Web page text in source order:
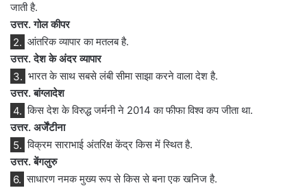
जाती है.
उत्तर. गोल कीपर
2. आंतरिक व्यापार का मतलब है.
उत्तर. देश के अंदर व्यापार
3. भारत के साथ सबसे लंबी सीमा साझा करने वाला देश है.
उत्तर. बांग्लादेश
4. किस देश के विरुद्ध जर्मनी ने 2014 का फीफा विश्व कप जीता था.
उत्तर. अर्जेंटीना
5. विक्रम साराभाई अंतरिक्ष केंद्र किस में स्थित है.
उत्तर. बेंगलुरु
6. साधारण नमक मुख्य रूप से किस से बना एक खनिज है.